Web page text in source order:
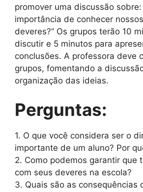
promover uma discussão sobre:
importância de conhecer
deveres?” Os grupos terão 10
discutir e 5 minutos para
conclusões. A professora deve
grupos, fomentando a
organização das ideias.
Perguntas:
1. O que você considera ser o
importante de um aluno? Por
2. Como podemos garantir que
com seus deveres na escola?
3. Quais são as consequências